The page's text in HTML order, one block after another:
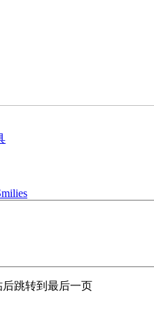
后跳转到最后一页